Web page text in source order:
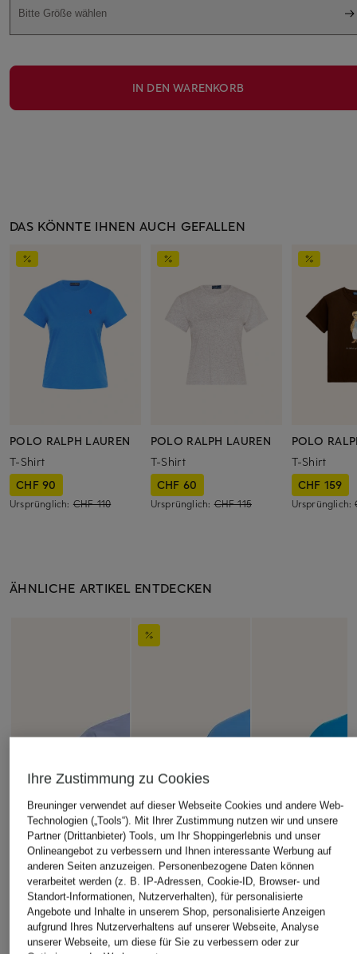
Bitte Größe wählen
IN DEN WARENKORB
DAS KÖNNTE IHNEN AUCH GEFALLEN
POLO RALPH LAUREN
T-Shirt
CHF 90
Ursprünglich: CHF 110
POLO RALPH LAUREN
T-Shirt
CHF 60
Ursprünglich:CHF 115
POLO
T-Shirt
CHF 159
Ursprünglich:
ÄHNLICHE ARTIKEL ENTDECKEN
Ihre Zustimmung zu Cookies
Breuninger verwendet auf dieser Webseite Cookies und andere Web-
Technologien („Tools“). Mit Ihrer Zustimmung nutzen wir und unsere
Partner (Drittanbieter) Tools, um Ihr Shoppingerlebnis und unser
Onlineangebot zu verbessern und Ihnen interessante Werbung auf
anderen Seiten anzuzeigen. Personenbezogene Daten können
verarbeitet werden (z. B. IP-Adressen, Cookie-ID, Browser- und
Standort-Informationen, Nutzerverhalten), für personalisierte
Angebote und Inhalte in unserem Shop, personalisierte Anzeigen
aufgrund Ihres Nutzerverhaltens auf unserer Webseite, Analyse
unserer Webseite, um diese für Sie zu verbessern oder zur